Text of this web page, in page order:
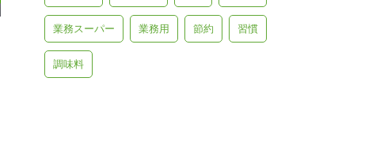
業務スーパー 業務用 節約 習慣
調味料